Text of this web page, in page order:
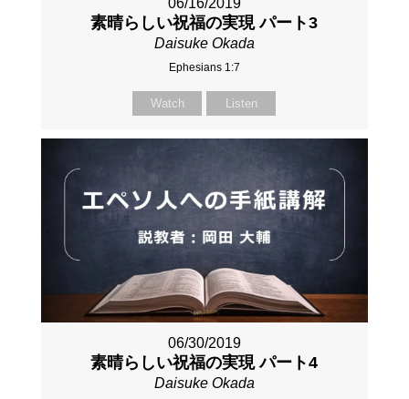
06/16/2019
素晴らしい祝福の実現 パート3
Daisuke Okada
Ephesians 1:7
Watch Listen
06/30/2019
素晴らしい祝福の実現 パート4
Daisuke Okada